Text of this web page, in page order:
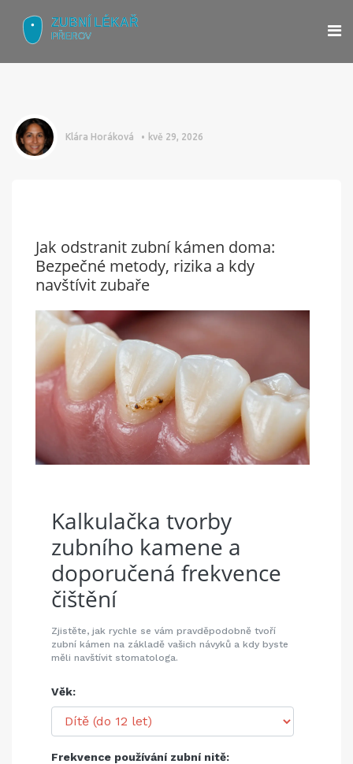
Klára Horáková kvě 29, 2026
Jak odstranit zubní kámen doma:
Bezpečné metody, rizika a kdy
navštívit zubaře
Kalkulačka tvorby
zubního kamene a
doporučená frekvence
čištění
Zjistěte, jak rychle se vám pravděpodobně tvoří
zubní kámen na základě vašich návyků a kdy byste
měli navštívit stomatologa.
Věk:
Frekvence používání zubní nitě: